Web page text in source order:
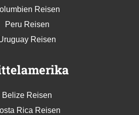
Reisen
Peru Reisen
Reisen
Belize Reisen
Rica Reisen